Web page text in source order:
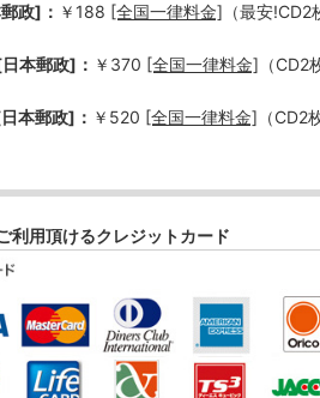
政]： ￥188 [全国一律料金] （最安
本郵政]： ￥370 [全国一律料金] （
本郵政]： ￥520 [全国一律料金] （
利用頂けるクレジットカード